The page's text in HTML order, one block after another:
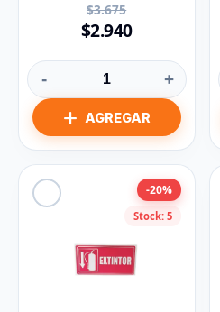
$3.675
$2.940
- +
Stock: 5
-20%